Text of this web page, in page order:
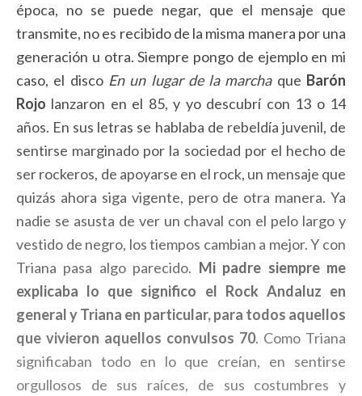
época, no se puede negar, que el mensaje que
transmite, no es recibido de la misma manera por una
generación u otra. Siempre pongo de ejemplo en mi
caso, el disco En un lugar de la marchaque Barón
Rojo lanzaron en el 85, y yo descubrí con 13 o 14
años. En sus letras se hablaba de rebeldía juvenil, de
sentirse marginado por la sociedad por el hecho de
ser rockeros, de apoyarse en el rock, un mensaje que
quizás ahora siga vigente, pero de otra manera. Ya
nadie se asusta de ver un chaval con el pelo largo y
vestido de negro, los tiempos cambian a mejor. Y con
Triana pasa algo parecido. Mi padre siempre me
explicaba lo que significo el Rock Andaluz en
general y Triana en particular, para todos aquellos
que vivieron aquellos convulsos 70. Como Triana
significaban todo en lo que creían, en sentirse
orgullosos de sus raíces, de sus costumbres y